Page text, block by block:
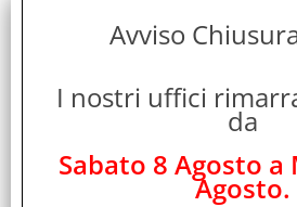
PIENNEPI BUSTE SHOPPER CON
KRAFT 10X12+6.5 CM AVANA
387159
Avviso
I nostri uffici
da
Sabato 8 Agosto
Agosto.